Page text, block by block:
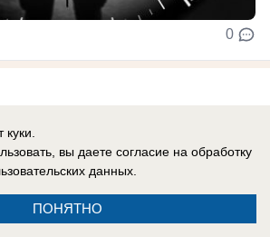
0
загадочное
семьи
послание пришло
после исчезновения.
вы даете согласие на обработку
данных.
ПОНЯТНО